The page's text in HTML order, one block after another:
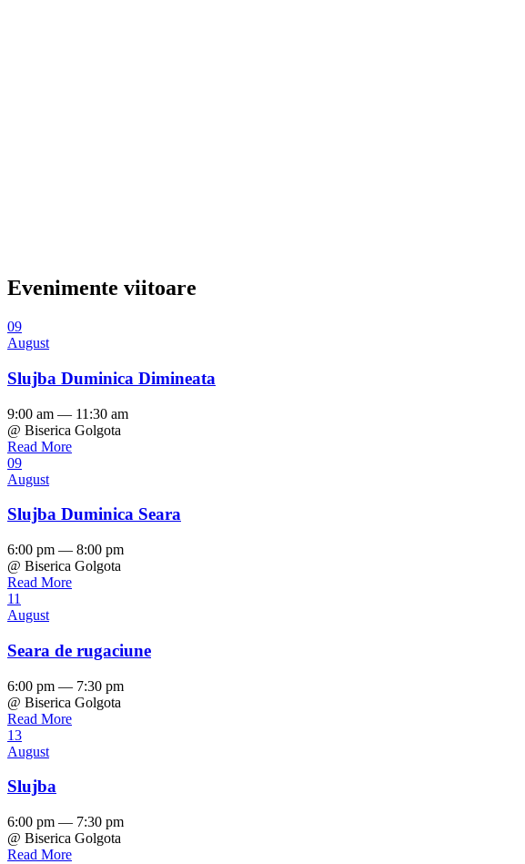
Evenimente viitoare
09
August
Slujba Duminica Dimineata
9:00 am — 11:30 am
@ Biserica Golgota
Read More
09
August
Slujba Duminica Seara
6:00 pm — 8:00 pm
@ Biserica Golgota
Read More
11
August
Seara de rugaciune
6:00 pm — 7:30 pm
@ Biserica Golgota
Read More
13
August
Slujba
6:00 pm — 7:30 pm
@ Biserica Golgota
Read More